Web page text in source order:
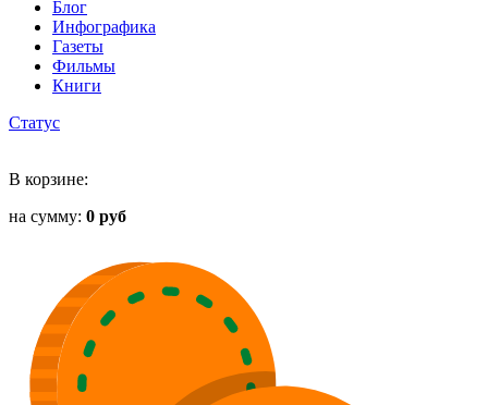
Блог
Инфографика
Газеты
Фильмы
Книги
Статус
В корзине:
на сумму: 0 руб